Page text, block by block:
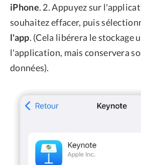
iPhone. 2. Appuyez sur
souhaitez effacer, puis
l'app. (Cela libérera le stockage
l'application, mais conservera
données).